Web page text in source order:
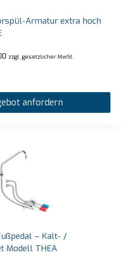
Armatur extra hoch
zzgl. gesetzlicher MwSt.
anfordern
– Kalt- /
Modell THEA